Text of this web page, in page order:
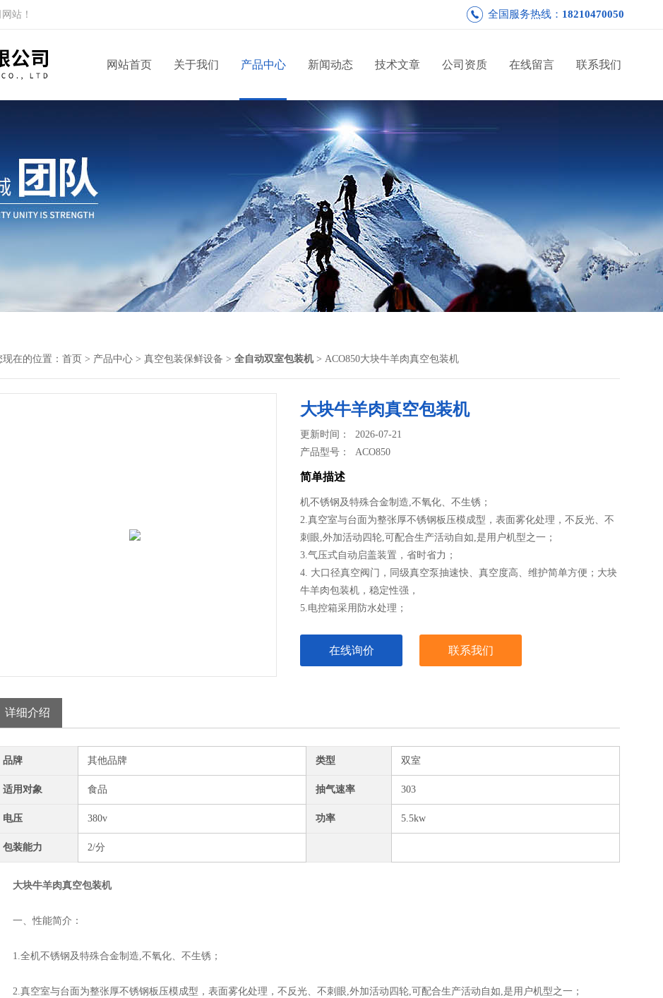
站！ 全国服务热线： 18210470050
网站首页 关于我们 产品中心 新闻动态 技术文章 公司资质 在线留言 联系我们
现在的位置： 首页 > 产品中心 > 真空包装保鲜设备 > 全自动双室包装机> ACO850大块牛羊肉真空包装机
大块牛羊肉真空包装机
更新时间： 2026-07-21
产品型号：ACO850
简单描述
机不锈钢及特殊合金制造,不氧化、不生锈；
2.真空室与台面为整张厚不锈钢板压模成型，表面雾化处理，不反光、不
刺眼,外加活动四轮,可配合生产活动自如,是用户机型之一；
3.气压式自动启盖装置，省时省力；
4. 大口径真空阀门，同级真空泵抽速快、真空度高、维护简单方便；大块
牛羊肉包装机，稳定性强，
5.电控箱采用防水处理；
在线询价 联系我们
详细介绍
品牌 其他品牌 类型 双室
适用对象 食品 抽气速率 303
电压 380v 功率 5.5kw
包装能力 2/分
大块牛羊肉真空包装机
、性能简介：
全机不锈钢及特殊合金制造,不氧化、不生锈；
真空室与台面为整张厚不锈钢板压模成型，表面雾化处理，不反光、不刺眼,外加活动四轮,可配合生产活动自如,是用户机型之一；